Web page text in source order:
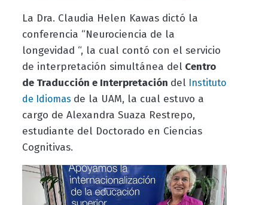
La Dra. Claudia Helen Kawas dictó la
conferencia “Neurociencia de la
longevidad “, la cual contó con el servicio
de interpretación simultánea del Centro
de Traducción e Interpretación del Instituto
de Idiomas de la UAM, la cual estuvo a
cargo de Alexandra Suaza Restrepo,
estudiante del Doctorado en Ciencias
Cognitivas.